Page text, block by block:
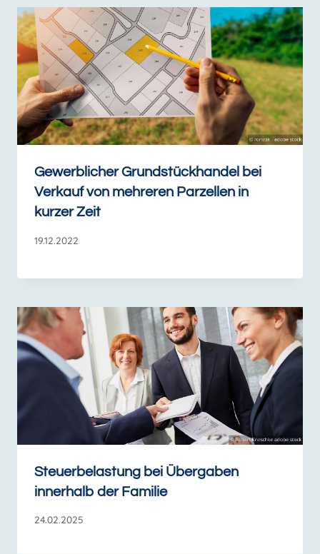
Gewerblicher Grundstückhandel bei
Verkauf von mehreren Parzellen in
kurzer Zeit
19.12.2022
Steuerbelastung bei Übergaben
innerhalb der Familie
24.02.2025